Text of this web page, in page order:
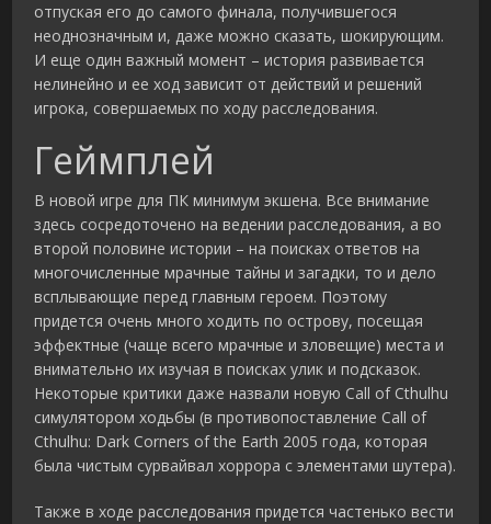
отпуская его до самого финала, получившегося
неоднозначным и, даже можно сказать, шокирующим.
И еще один важный момент – история развивается
нелинейно и ее ход зависит от действий и решений
игрока, совершаемых по ходу расследования.
Геймплей
В новой игре для ПК минимум экшена. Все внимание
здесь сосредоточено на ведении расследования, а во
второй половине истории – на поисках ответов на
многочисленные мрачные тайны и загадки, то и дело
всплывающие перед главным героем. Поэтому
придется очень много ходить по острову, посещая
эффектные (чаще всего мрачные и зловещие) места и
внимательно их изучая в поисках улик и подсказок.
Некоторые критики даже назвали новую Call of Cthulhu
симулятором ходьбы (в противопоставление Call of
Cthulhu: Dark Corners of the Earth 2005 года, которая
была чистым сурвайвал хоррора с элементами шутера).
Также в ходе расследования придется частенько вести